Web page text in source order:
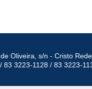
Oliveira, s/n - Cristo
83 3223-1128 / 83 3223-